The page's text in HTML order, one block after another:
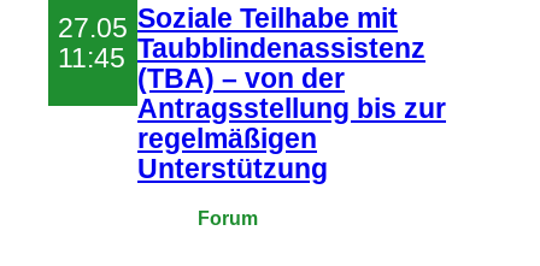
27.05
11:45
Soziale Teilhabe mit
Taubblindenassistenz
(TBA) – von der
Antragsstellung bis zur
regelmäßigen
Unterstützung
Forum